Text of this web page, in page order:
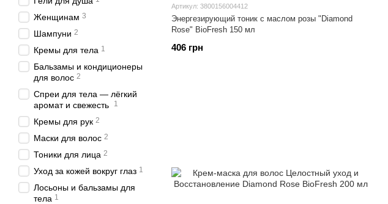
Артикул: 3800156004412
Энергезирующий тоник с маслом розы "Diamond
Rose" BioFresh 150 мл
406 грн
Женщинам 3
Шампуни 2
Кремы для тела 1
Бальзамы и кондиционеры
для волос 2
Спреи для тела — лёгкий
аромат и свежесть
1
Кремы для рук 2
Маски для волос 2
Тоники для лица 2
Уход за кожей вокруг глаз 1
Лосьоны и бальзамы для
тела 1